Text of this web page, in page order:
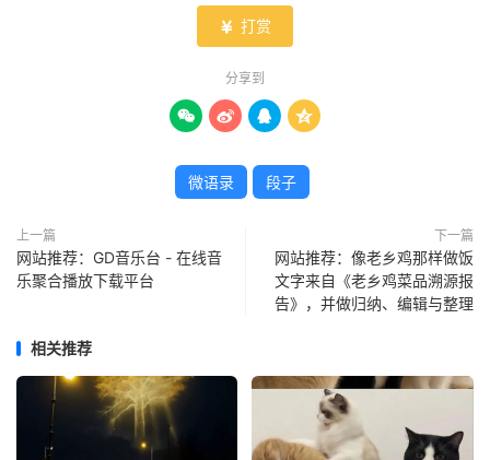
 打赏
分享到
   
微语录 段子
上一篇
网站推荐：GD音乐台 - 在线音
乐聚合播放下载平台
下一篇
网站推荐：像老乡鸡那样做饭
文字来自《老乡鸡菜品溯源报
告》，并做归纳、编辑与整理
相关推荐